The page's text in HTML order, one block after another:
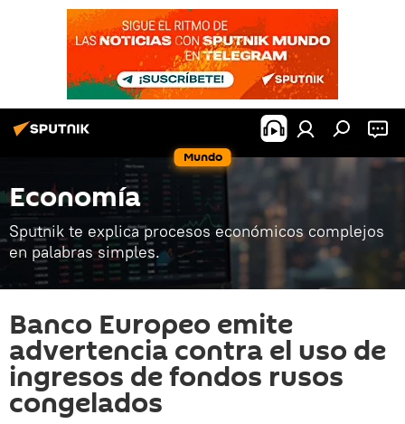
Mundo
Economía
Sputnik te explica procesos económicos complejos
en palabras simples.
Banco Europeo emite
advertencia contra el uso de
ingresos de fondos rusos
congelados